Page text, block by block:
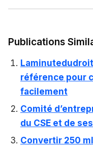
Publications
référence pour
facilement
Comité
du CSE et de
Convertir 250